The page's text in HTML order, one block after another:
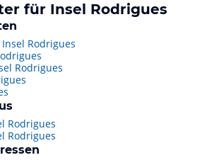
für Insel Rodrigues
Rodrigues
Rodrigues
Rodrigues
Rodrigues